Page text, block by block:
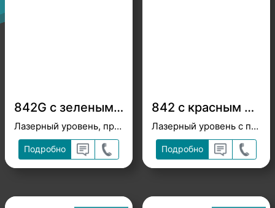
842G с зеленым лучом
Лазерный уровень, профессиональный, с зеленым лучом
Подробно
842 с красным лучом
Лазерный уровень с перекрестным лучом
Подробно